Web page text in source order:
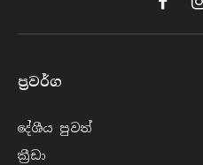
ප්‍රවර්​ග
දේශීය පුව​ත්
ක්‍රී​ඩා